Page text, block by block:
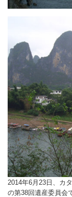
2014年6月23日、カ
の第38回遺産委員会